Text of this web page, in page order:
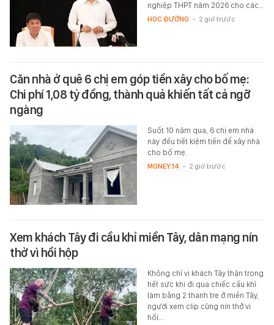
nghiệp THPT năm 2026 cho các…
HỌC ĐƯỜNG - 2 giờ trước
Căn nhà ở quê 6 chị em góp tiền xây cho bố mẹ:
Chi phí 1,08 tỷ đồng, thành quả khiến tất cả ngỡ
ngàng
Suốt 10 năm qua, 6 chị em nhà
này đều tiết kiệm tiền để xây nhà
cho bố mẹ.
MONEY.14 - 2 giờ trước
Xem khách Tây đi cầu khỉ miền Tây, dân mạng nín
thở vì hồi hộp
Không chỉ vị khách Tây thận trọng
hết sức khi đi qua chiếc cầu khỉ
làm bằng 2 thanh tre ở miền Tây,
người xem clip cũng nín thở vì
hồi…